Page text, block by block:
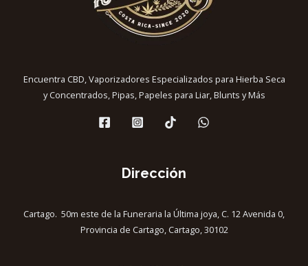
Encuentra CBD, Vaporizadores Especializados para Hierba Seca
y Concentrados, Pipas, Papeles para Liar, Blunts y Más
Dirección
Cartago. 50m este de la Funeraria la Última joya, C. 12 Avenida 0,
Provincia de Cartago, Cartago, 30102